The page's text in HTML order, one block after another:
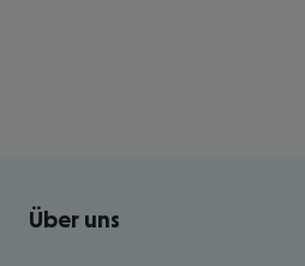
Footer navigation
Über uns